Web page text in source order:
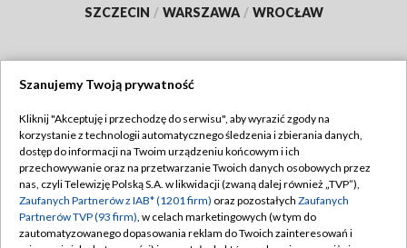
SZCZECIN / WARSZAWA / WROCŁAW
TVP
Abonament TVP
Emisja w TVP
Centrum informacji TVP
Regulamin TVP
Polityka prywatności
Moje zgody
Szanujemy Twoją prywatność
Kliknij "Akceptuję i przechodzę do serwisu", aby wyrazić zgody na
korzystanie z technologii automatycznego śledzenia i zbierania danych,
dostęp do informacji na Twoim urządzeniu końcowym i ich
przechowywanie oraz na przetwarzanie Twoich danych osobowych przez
nas, czyli Telewizję Polską S.A. w likwidacji (zwaną dalej również „TVP”),
Zaufanych Partnerów z IAB* (1201 firm) oraz pozostałych Zaufanych
Partnerów TVP (93 firm), w celach marketingowych (w tym do
zautomatyzowanego dopasowania reklam do Twoich zainteresowań i